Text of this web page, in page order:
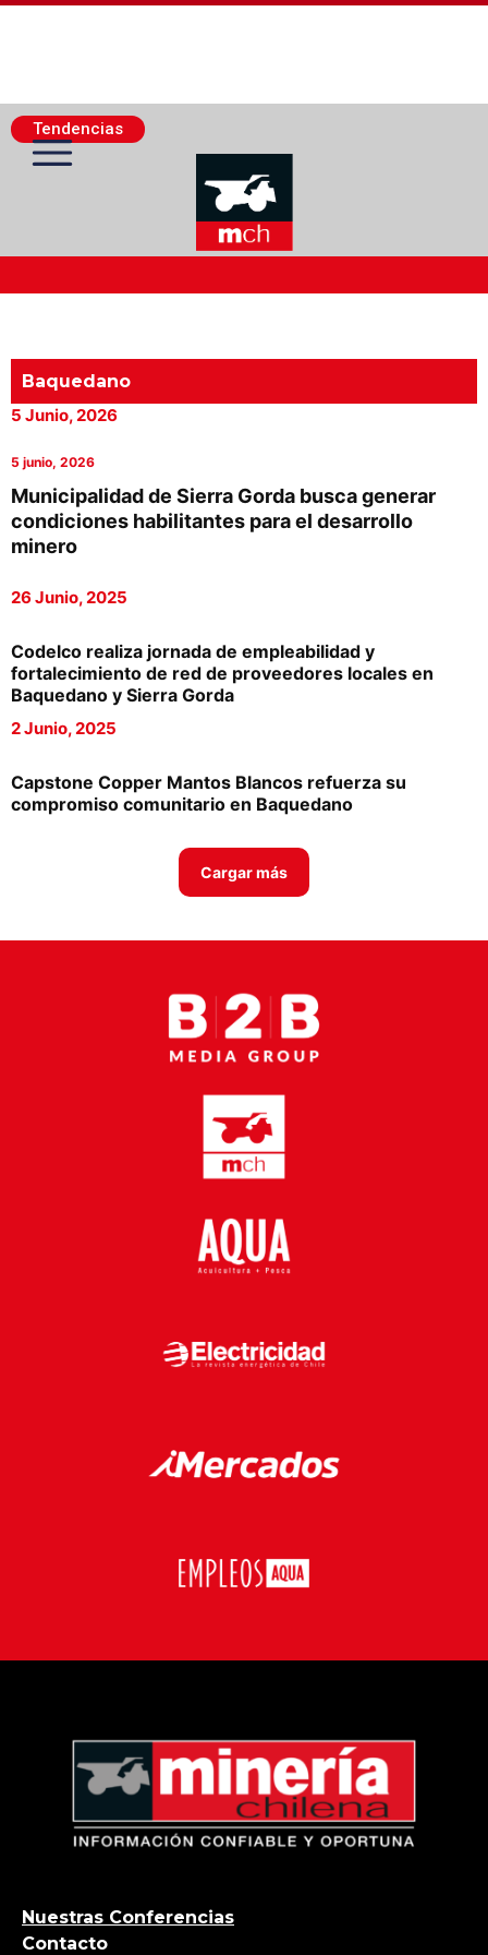
Tendencias
Actualidad Minera
Minería Superficie
Minerí­a Subterránea
Proveedores
Canal Digital
Columnas de Opinión
Designaciones
Calendario de Eventos
Revistas Digital
Siguenos
Baquedano
5 Junio, 2026
5 junio, 2026
Municipalidad de Sierra Gorda busca generar
condiciones habilitantes para el desarrollo
minero
26 Junio, 2025
Codelco realiza jornada de empleabilidad y
fortalecimiento de red de proveedores locales en
Baquedano y Sierra Gorda
2 Junio, 2025
Capstone Copper Mantos Blancos refuerza su
compromiso comunitario en Baquedano
Cargar más
Nuestras Conferencias
Contacto